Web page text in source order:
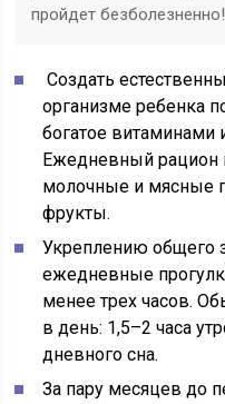
пройдет безболезненно!
Создать
организме ребенка
богатое
Ежедневный
молочные и мясные
фрукты.
Укреплению общего
ежедневные
менее трех часов.
в день: 1,5–2 часа
дневного сна.
За пару месяцев до